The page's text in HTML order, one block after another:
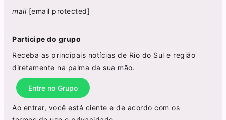
mail [email protected]
Participe do grupo
Receba as principais notícias de Rio do Sul e região
diretamente na palma da sua mão.
Entre no Grupo
Ao entrar, você está ciente e de acordo com os